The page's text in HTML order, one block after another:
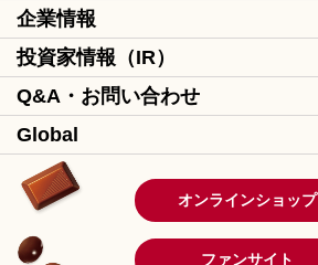
企業情報
投資家情報（IR）
Q&A・お問い合わせ
Global
オンラインショップ
ファンサイト